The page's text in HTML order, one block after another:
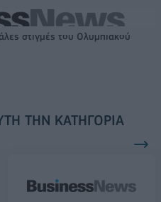
στιγμές του Ολυμπιακού
ΤΗΝ ΚΑΤΗΓΟΡΊΑ